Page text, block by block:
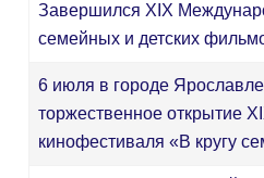
Завершился ХIХ
семейных и детских
6 июля в городе
торжественное открытие
кинофестиваля «В кругу